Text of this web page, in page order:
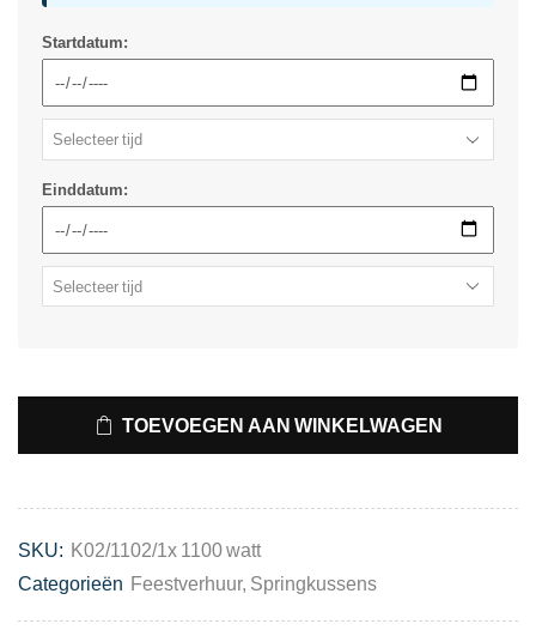
Startdatum:
Einddatum:
TOEVOEGEN AAN WINKELWAGEN
SKU: K02/1102/1x 1100 watt
Categorieën Feestverhuur, Springkussens